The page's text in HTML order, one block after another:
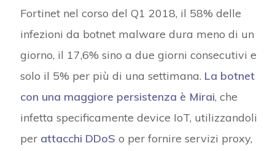
Fortinet nel corso del Q1 2018, il 58% delle
infezioni da botnet malware dura meno di un
giorno, il 17,6% sino a due giorni consecutivi e
solo il 5% per più di una settimana. La botnet
con una maggiore persistenza è Mirai, che
infetta specificamente device IoT, utilizzandoli
per attacchi DDoS o per fornire servizi proxy,